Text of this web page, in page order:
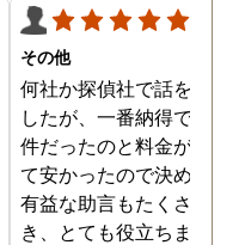
その他
何社か探偵社で話を聞き
したが、一番納得できる
件だったのと料金が比較
て安かったので決めまし
有益な助言もたくさん頂
き、とても役立ちました